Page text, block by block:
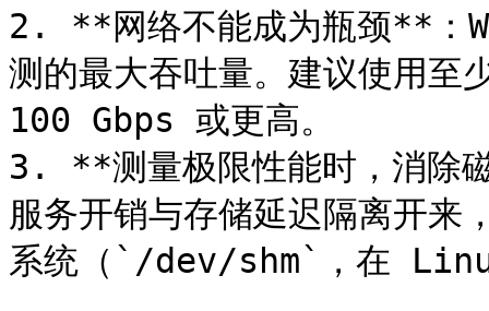
2. **网络不能成为瓶颈**：
测的最大吞吐量。建议使用
100 Gbps 或更高。
3. **测量极限性能时，消
服务开销与存储延迟隔离开
系统（`/dev/shm`，在